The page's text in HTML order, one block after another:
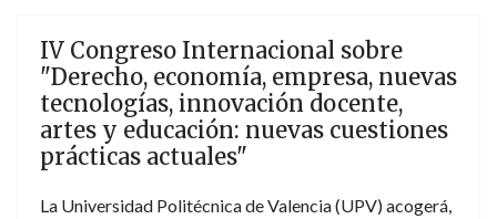
IV Congreso Internacional sobre
"Derecho, economía, empresa, nuevas
tecnologías, innovación docente,
artes y educación: nuevas cuestiones
prácticas actuales"
La Universidad Politécnica de Valencia (UPV) acogerá,